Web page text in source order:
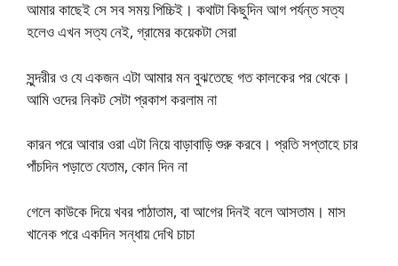
আমার কাছেই সে সব সময় পিচ্চিই। কথাটা কিছুদিন আগ পর্যন্ত সত্য
হলেও এখন সত্য নেই, গ্রামের কয়েকটা সেরা
সুন্দরীর ও যে একজন এটা আমার মন বুঝতেছে গত কালকের পর থেকে।
আমি ওদের নিকট সেটা প্রকাশ করলাম না
কারন পরে আবার ওরা এটা নিয়ে বাড়াবাড়ি শুরু করবে। প্রতি সপ্তাহে চার
পাঁচদিন পড়াতে যেতাম, কোন দিন না
গেলে কাউকে দিয়ে খবর পাঠাতাম, বা আগের দিনই বলে আসতাম। মাস
খানেক পরে একদিন সন্ধায় দেখি চাচা